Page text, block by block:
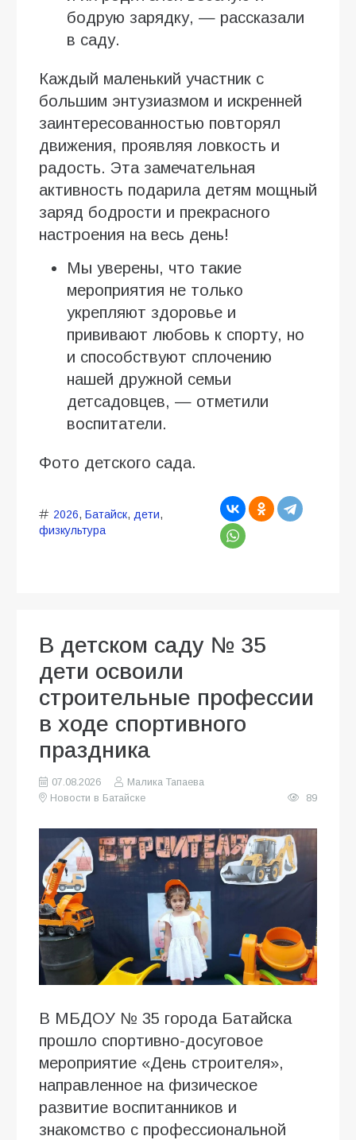
бодрую зарядку, — рассказали
в саду.
Каждый маленький участник с
большим энтузиазмом и искренней
заинтересованностью повторял
движения, проявляя ловкость и
радость. Эта замечательная
активность подарила детям мощный
заряд бодрости и прекрасного
настроения на весь день!
Мы уверены, что такие
мероприятия не только
укрепляют здоровье и
прививают любовь к спорту, но
и способствуют сплочению
нашей дружной семьи
детсадовцев, — отметили
воспитатели.
Фото детского сада.
2026, Батайск, дети,
физкультура
В детском саду № 35
дети освоили
строительные профессии
в ходе спортивного
праздника
07.08.2026
Малика Тапаева
Новости в Батайске
89
В МБДОУ № 35 города Батайска
прошло спортивно-досуговое
мероприятие «День строителя»,
направленное на физическое
развитие воспитанников и
знакомство с профессиональной